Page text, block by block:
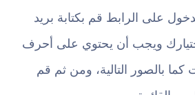
على الرابط قم بكتابة بريد
ويجب أن يحتوي على أحرف
بالصور التالية، ومن ثم قم